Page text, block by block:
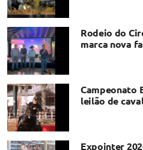
Rodeio do
marca nova
Campeonato
leilão de
Expointer